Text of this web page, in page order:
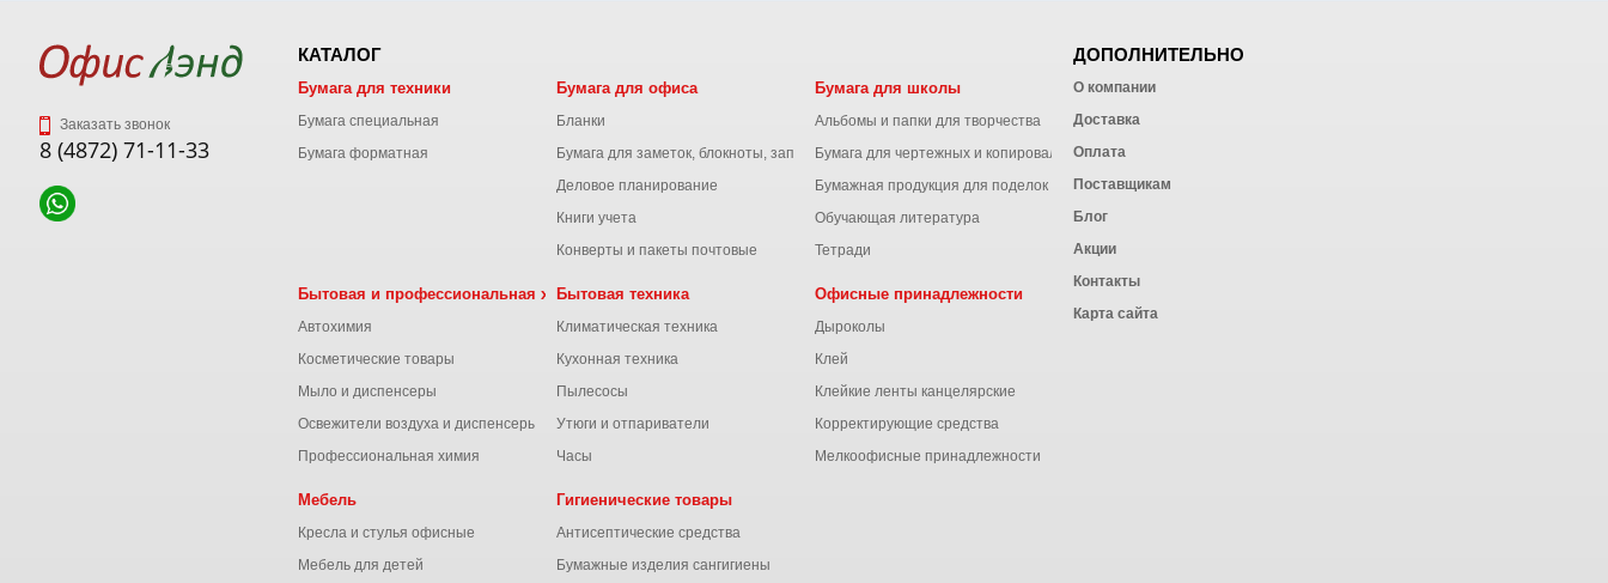
Заказать звонок
8 (4872) 71-11-33
КАТАЛОГ
Бумага для техники
Бумага специальная
Бумага форматная
Бумага для офиса
Бланки
Бумага для заметок, блокноты, записные книжки
Деловое планирование
Книги учета
Конверты и пакеты почтовые
Бумага для школы
Альбомы и папки для творчества
Бумага для чертежных и копировальных работ
Бумажная продукция для поделок
Обучающая литература
Тетради
Бытовая и профессиональная химия
Автохимия
Косметические товары
Мыло и диспенсеры
Освежители воздуха и диспенсеры
Профессиональная химия
Бытовая техника
Климатическая техника
Кухонная техника
Пылесосы
Утюги и отпариватели
Часы
Офисные принадлежности
Дыроколы
Клей
Клейкие ленты канцелярские
Корректирующие средства
Мелкоофисные принадлежности
Мебель
Кресла и стулья офисные
Мебель для детей
Гигиенические товары
Антисептические средства
Бумажные изделия сангигиены
ДОПОЛНИТЕЛЬНО
О компании
Доставка
Оплата
Поставщикам
Блог
Акции
Контакты
Карта сайта